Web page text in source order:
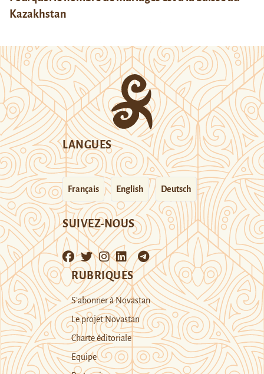
Kazakhstan
LANGUES
Français English Deutsch
SUIVEZ-NOUS
RUBRIQUES
S’abonner à Novastan
Le projet Novastan
Charte éditoriale
Equipe